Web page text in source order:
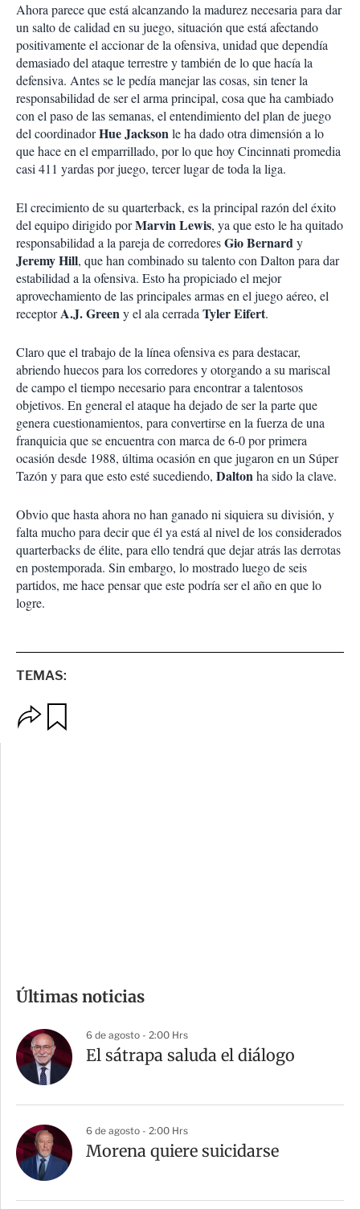
Ahora parece que está alcanzando la madurez necesaria para dar
un salto de calidad en su juego, situación que está afectando
positivamente el accionar de la ofensiva, unidad que dependía
demasiado del ataque terrestre y también de lo que hacía la
defensiva. Antes se le pedía manejar las cosas, sin tener la
responsabilidad de ser el arma principal, cosa que ha cambiado
con el paso de las semanas, el entendimiento del plan de juego
del coordinadorHue Jacksonle ha dado otra dimensión a lo
que hace en el emparrillado, por lo que hoy Cincinnati promedia
casi 411 yardas por juego, tercer lugar de toda la liga.
El crecimiento de su quarterback, es la principal razón del éxito
del equipo dirigido porMarvin Lewis, ya que esto le ha quitado
responsabilidad a la pareja de corredoresGio Bernardy
Jeremy Hill, que han combinado su talento con Dalton para dar
estabilidad a la ofensiva. Esto ha propiciado el mejor
aprovechamiento de las principales armas en el juego aéreo, el
receptorA.J. Greeny el ala cerrada Tyler Eifert.
Claro que el trabajo de la línea ofensiva es para destacar,
abriendo huecos para los corredores y otorgando a su mariscal
de campo el tiempo necesario para encontrar a talentosos
objetivos. En general el ataque ha dejado de ser la parte que
genera cuestionamientos, para convertirse en la fuerza de una
franquicia que se encuentra con marca de 6-0 por primera
ocasión desde 1988, última ocasión en que jugaron en un Súper
Tazón y para que esto esté sucediendo, Daltonha sido la clave.
Obvio que hasta ahora no han ganado ni siquiera su división, y
falta mucho para decir que él ya está al nivel de los considerados
quarterbacks de élite, para ello tendrá que dejar atrás las derrotas
en postemporada. Sin embargo, lo mostrado luego de seis
partidos, me hace pensar que este podría ser el año en que lo
logre.
TEMAS:
p
p
a
r
t
Últimas noticias
6 de agosto - 2:00 Hrs
El sátrapa saluda el diálogo
6 de agosto - 2:00 Hrs
Morena quiere suicidarse